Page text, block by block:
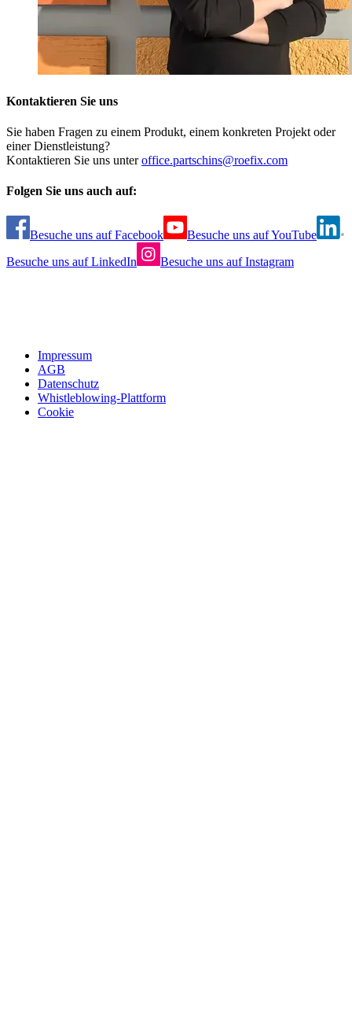
Kontaktieren Sie uns
Sie haben Fragen zu einem Produkt, einem konkreten Projekt oder
einer Dienstleistung?
Kontaktieren Sie uns unteroffice.partschins@roefix.com
Folgen Sie uns auch auf:
Besuche uns auf Facebook
Besuche uns auf YouTube
Besuche uns auf LinkedIn
Besuche uns auf Instagram
Impressum
AGB
Datenschutz
Whistleblowing-Plattform
Cookie